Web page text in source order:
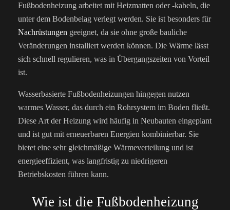
Fußbodenheizung arbeitet mit Heizmatten oder -kabeln, die
unter dem Bodenbelag verlegt werden. Sie ist besonders für
Nachrüstungen geeignet, da sie ohne große bauliche
Veränderungen installiert werden können. Die Wärme lässt
sich schnell regulieren, was in Übergangszeiten von Vorteil
ist.
Wasserbasierte Fußbodenheizungen hingegen nutzen
warmes Wasser, das durch ein Rohrsystem im Boden fließt.
Diese Art der Heizung wird häufig in Neubauten eingeplant
und ist gut mit erneuerbaren Energien kombinierbar. Sie
bietet eine sehr gleichmäßige Wärmeverteilung und ist
energieeffizient, was langfristig zu niedrigeren
Betriebskosten führen kann.
Wie ist die Fußbodenheizung